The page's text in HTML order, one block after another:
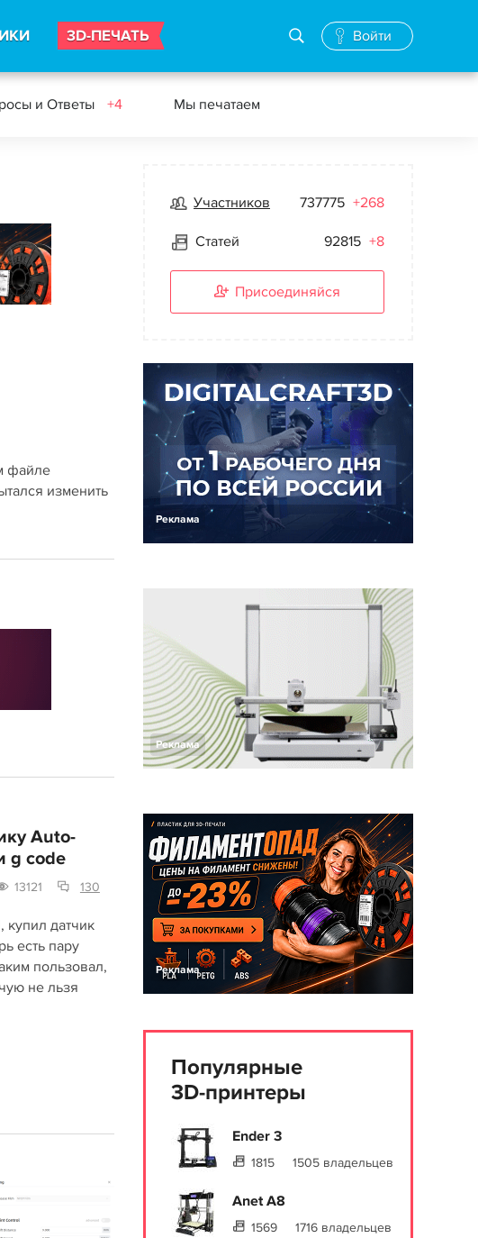
3D-ПЕЧАТЬ Войти
и Ответы +4 Мы печатаем
файле
изменить
Auto-
g code
13121 130
датчик
есть пару
пользовал,
не льзя
Участников 737775 +268
Статей 92815 +8
Присоединяйся
Реклама
Реклама
Реклама
Популярные
3D-принтеры
Ender 3
1815 1505 владельцев
Anet A8
1569 1716 владельцев